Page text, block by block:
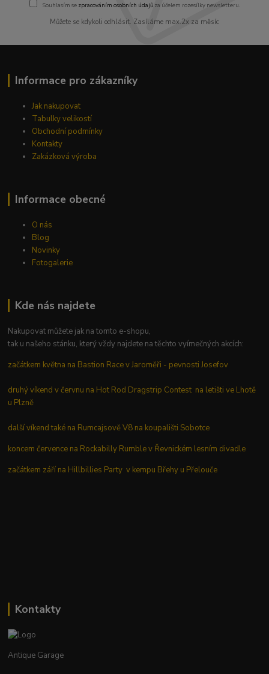
Souhlasím se zpracováním osobních údajůza účelem rozesílky newsletteru.
Můžete se kdykoli odhlásit. Zasíláme max.2x za měsíc
Informace pro zákazníky
Jak nakupovat
Tabulky velikostí
Obchodní podmínky
Kontakty
Zakázková výroba
Informace obecné
O nás
Blog
Novinky
Fotogalerie
Kde nás najdete
Nakupovat můžete jak na tomto e-shopu,
tak u našeho stánku, který vždy najdete na těchto vyímečných akcích:
začátkem května na Bastion Race v Jaroměři - pevnosti Josefov
druhý víkend v červnu na Hot Rod Dragstrip Contest na letišti ve Lhotě
u Plzně
další víkend také na Rumcajsově V8 na koupališti Sobotce
koncem července na Rockabilly Rumble v Řevnickém lesním divadle
začátkem září na Hillbillies Party v kempu Břehy u Přelouče
Kontakty
Antique Garage